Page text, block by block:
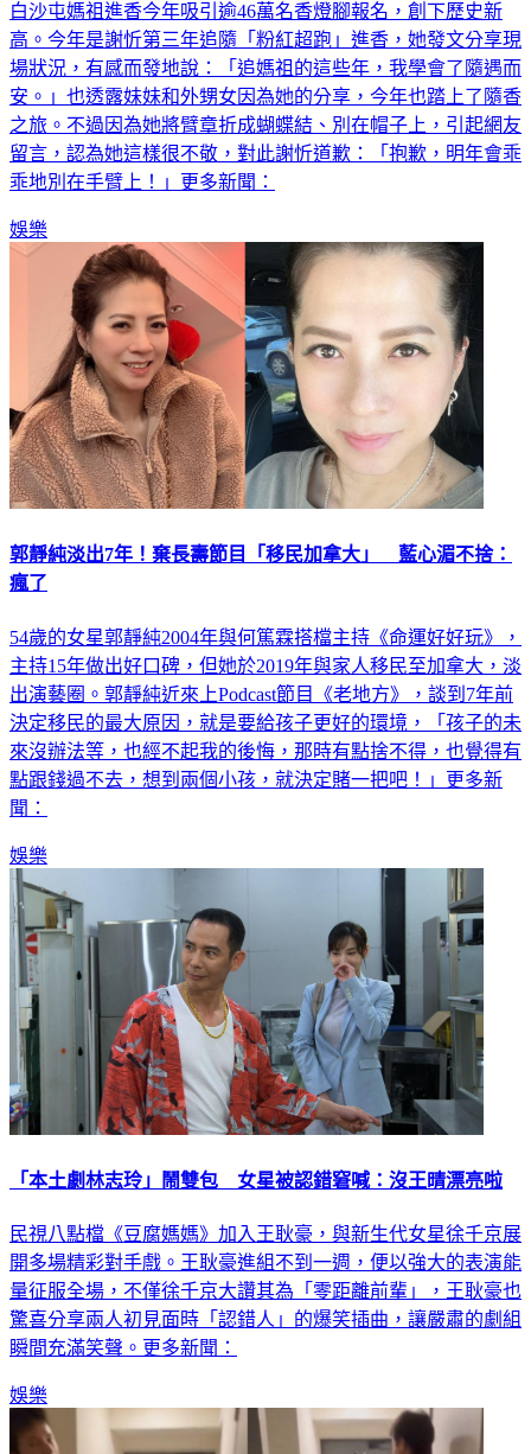
白沙屯媽祖進香今年吸引逾46萬名香燈腳報名，創下歷史新
高。今年是謝忻第三年追隨「粉紅超跑」進香，她發文分享現
場狀況，有感而發地說：「追媽祖的這些年，我學會了隨遇而
安。」也透露妹妹和外甥女因為她的分享，今年也踏上了隨香
之旅。不過因為她將臂章折成蝴蝶結、別在帽子上，引起網友
留言，認為她這樣很不敬，對此謝忻道歉：「抱歉，明年會乖
乖地別在手臂上！」更多新聞：
娛樂
郭靜純淡出7年！棄長壽節目「移民加拿大」 藍心湄不捨：
瘋了
54歲的女星郭靜純2004年與何篤霖搭檔主持《命運好好玩》，
主持15年做出好口碑，但她於2019年與家人移民至加拿大，淡
出演藝圈。郭靜純近來上Podcast節目《老地方》，談到7年前
決定移民的最大原因，就是要給孩子更好的環境，「孩子的未
來沒辦法等，也經不起我的後悔，那時有點捨不得，也覺得有
點跟錢過不去，想到兩個小孩，就決定賭一把吧！」更多新
聞：
娛樂
「本土劇林志玲」鬧雙包 女星被認錯窘喊：沒王晴漂亮啦
民視八點檔《豆腐媽媽》加入王耿豪，與新生代女星徐千京展
開多場精彩對手戲。王耿豪進組不到一週，便以強大的表演能
量征服全場，不僅徐千京大讚其為「零距離前輩」，王耿豪也
驚喜分享兩人初見面時「認錯人」的爆笑插曲，讓嚴肅的劇組
瞬間充滿笑聲。更多新聞：
娛樂